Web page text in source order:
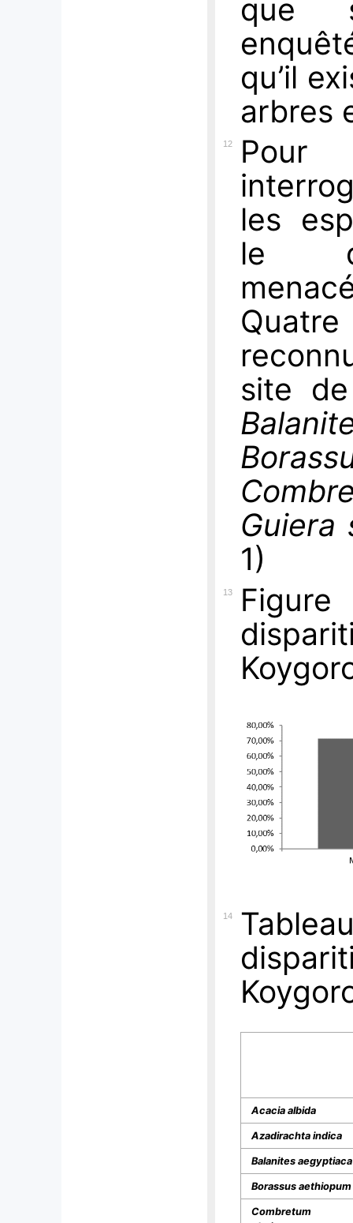
que
qu’il
arbres
12
les
le
site
Guiera
1)
13
14
Acacia albida
Azadirachta indica
Balanites aegyptiaca
Borassus aethiopum
Combretum